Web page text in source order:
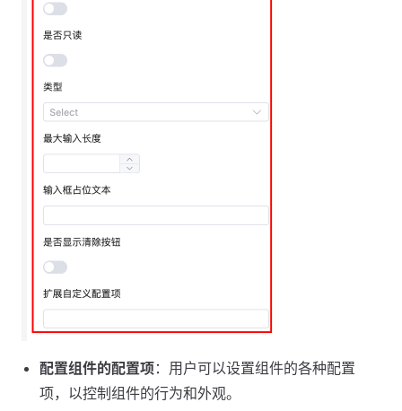
配置组件的配置项：用户可以设置组件的各种配置
项，以控制组件的行为和外观。